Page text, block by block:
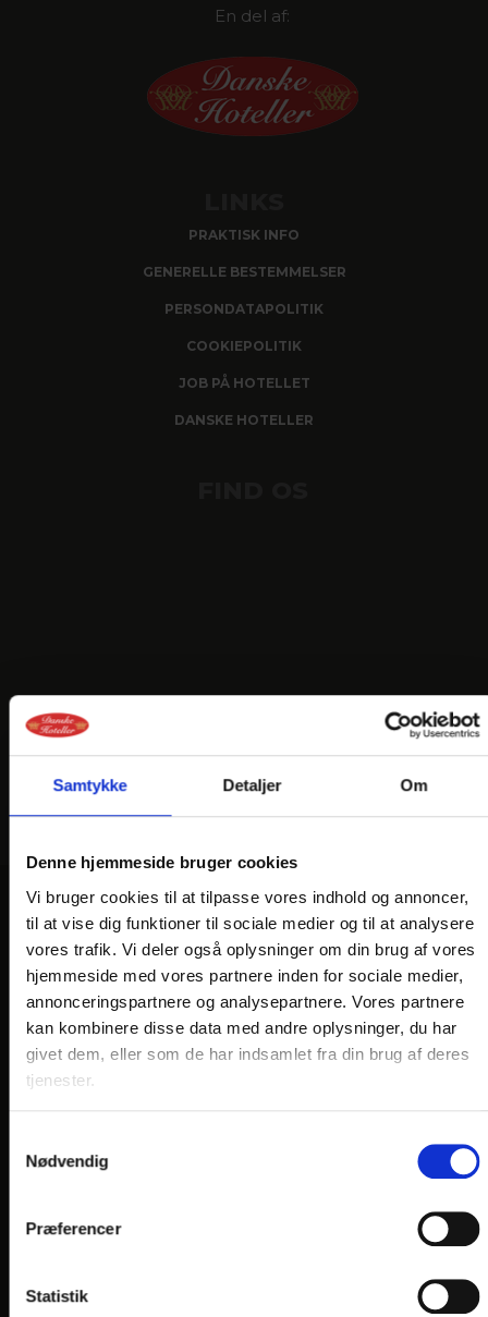
Samtykke Detaljer Om
Denne hjemmeside bruger cookies
Vi bruger cookies til at tilpasse vores indhold og annoncer,
til at vise dig funktioner til sociale medier og til at analysere
vores trafik. Vi deler også oplysninger om din brug af vores
hjemmeside med vores partnere inden for sociale medier,
annonceringspartnere og analysepartnere. Vores partnere
kan kombinere disse data med andre oplysninger, du har
givet dem, eller som de har indsamlet fra din brug af deres
tjenester.
Nødvendig
Præferencer
Statistik
En del af:
PRAKTISK INFO
GENERELLE BESTEMMELSER
PERSONDATAPOLITIK
COOKIEPOLITIK
JOB PÅ HOTELLET
DANSKE HOTELLER
VORES HOTELLER OG KATEGORIER
OPLEVELSER
Nærområde og oplevelser